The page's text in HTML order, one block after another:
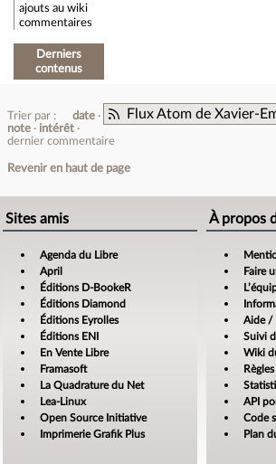
ajouts au wiki
commentaires
Derniers
contenus
Flux Atom de Xavier-
Trier par :
date
note
intérêt
dernier commentaire
Revenir en haut de page
Sites amis
Agenda du Libre
April
Éditions D-BookeR
Éditions Diamond
Éditions Eyrolles
Éditions ENI
En Vente Libre
Framasoft
La Quadrature du Net
Lea-Linux
Open Source Initiative
Imprimerie Grafik Plus
À propos
Faire
Aide /
Suivi
Wiki
API
Code
Plan